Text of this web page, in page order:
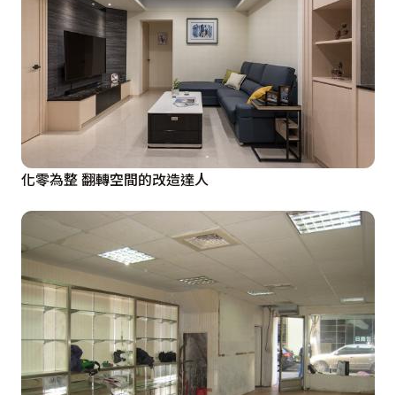
化零為整 翻轉空間的改造達人